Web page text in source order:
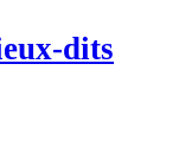
dits